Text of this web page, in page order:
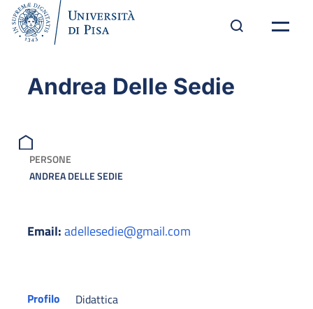
Andrea Delle Sedie
PERSONE
ANDREA DELLE SEDIE
Email:adellesedie@gmail.com
Profilo Didattica